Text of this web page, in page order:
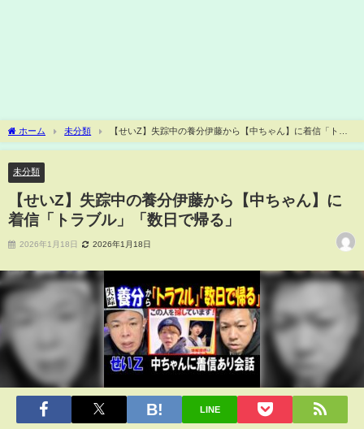
ホーム 未分類
【せいZ】失踪中の養分伊藤から【中ちゃん】に着信「トラ
ブル」「数日で帰る」
未分類
【せいZ】失踪中の養分伊藤から【中ちゃん】に
着信「トラブル」「数日で帰る」
2026年1月18日 2026年1月18日
LINE